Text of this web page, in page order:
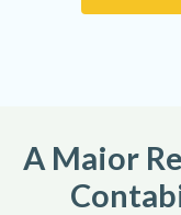
A Maior